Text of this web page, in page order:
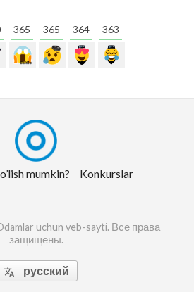
365 365 364 363
mumkin?
Konkurslar
uchun veb-sayti. Все права
защищены.
 русский